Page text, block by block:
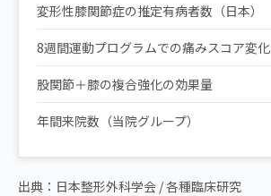
変形性膝関節症の推定有病者数（日本）
8週間運動プログラムでの痛みスコア変化
股関節＋膝の複合強化の効果量
年間来院数（当院グループ）
出典：日本整形外科学会 / 各種臨床研究